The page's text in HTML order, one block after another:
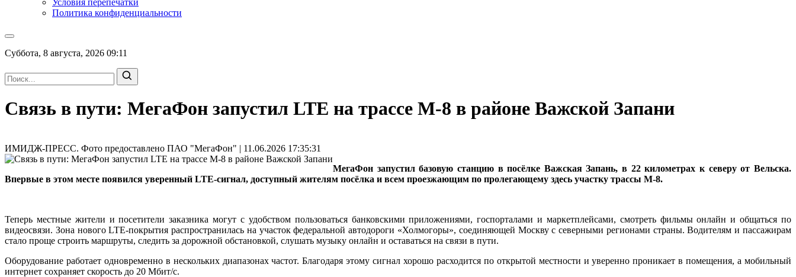
Условия перепечатки
Политика конфиденциальности
Суббота, 8 августа, 2026 09:11
Связь в пути: МегаФон запустил LTE на трассе М-8 в районе Важской Запани
ИМИДЖ-ПРЕСС. Фото предоставлено ПАО "МегаФон" | 11.06.2026 17:35:31
МегаФон запустил базовую станцию в посёлке Важская Запань, в 22 километрах к северу от Вельска.
Впервые в этом месте появился уверенный LTE-сигнал, доступный жителям посёлка и всем проезжающим по пролегающему здесь участку трассы М-8.
Теперь местные жители и посетители заказника могут с удобством пользоваться банковскими приложениями, госпорталами и маркетплейсами, смотреть фильмы онлайн и общаться по
видеосвязи. Зона нового LTE-покрытия распространилась на участок федеральной автодороги «Холмогоры», соединяющей Москву с северными регионами страны. Водителям и пассажирам
стало проще строить маршруты, следить за дорожной обстановкой, слушать музыку онлайн и оставаться на связи в пути.
Оборудование работает одновременно в нескольких диапазонах частот. Благодаря этому сигнал хорошо расходится по открытой местности и уверенно проникает в помещения, а мобильный
интернет сохраняет скорость до 20 Мбит/с.